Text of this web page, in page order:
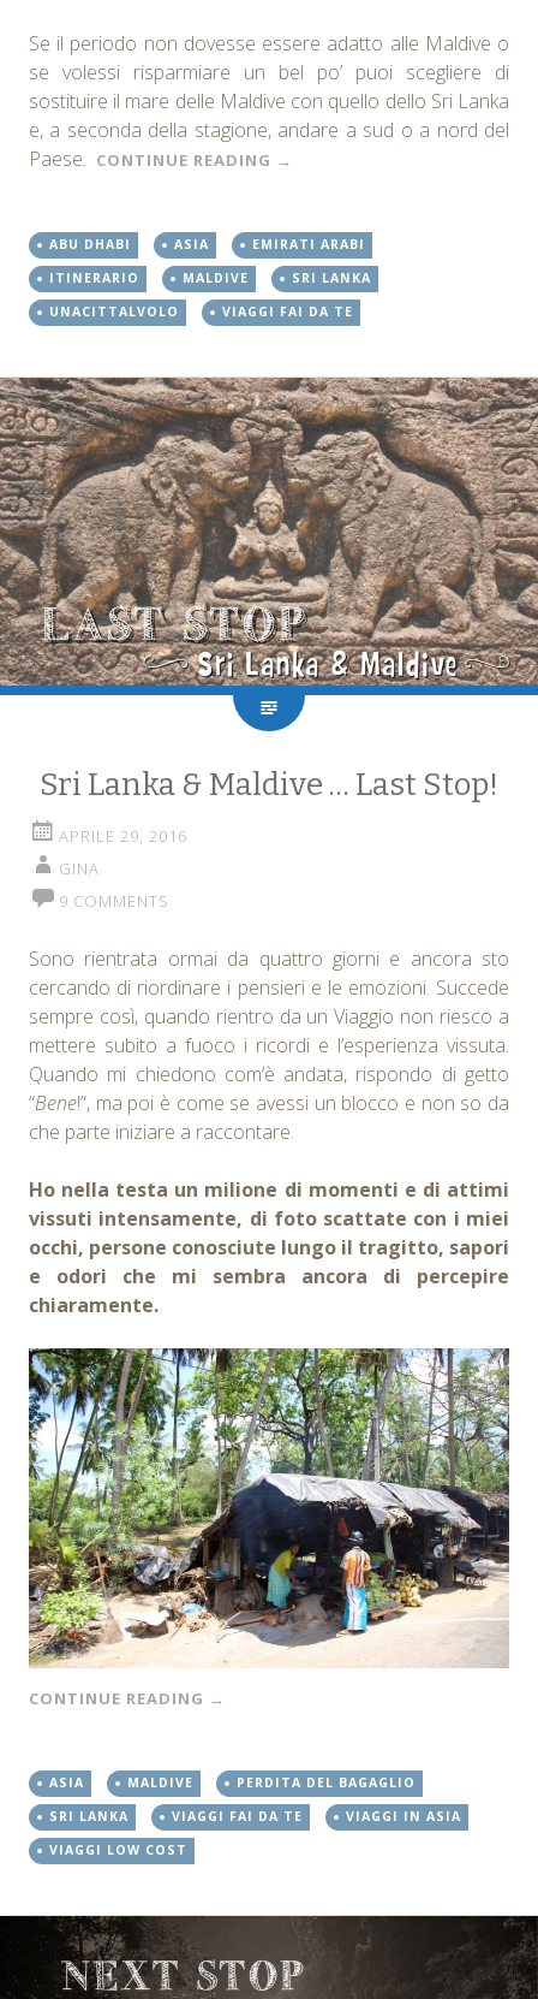
Se il periodo non dovesse essere adatto alle Maldive o
se volessi risparmiare un bel po’ puoi scegliere di
sostituire il mare delle Maldive con quello dello Sri Lanka
e, a seconda della stagione, andare a sud o a nord del
Paese. CONTINUE READING →
ABU DHABI ASIA
EMIRATI ARABI
ITINERARIO
MALDIVE
SRI LANKA
UNACITTALVOLO
VIAGGI FAI DA TE
Sri Lanka & Maldive … Last Stop!
APRILE 29, 2016
GINA
9 COMMENTS
Sono rientrata ormai da quattro giorni e ancora sto
cercando di riordinare i pensieri e le emozioni. Succede
sempre così, quando rientro da un Viaggio non riesco a
mettere subito a fuoco i ricordi e l’esperienza vissuta.
Quando mi chiedono com’è andata, rispondo di getto
“Bene!”, ma poi è come se avessi un blocco e non so da
che parte iniziare a raccontare.
Ho nella testa un milione di momenti e di attimi
vissuti intensamente, di foto scattate con i miei
occhi, persone conosciute lungo il tragitto, sapori
e odori che mi sembra ancora di percepire
chiaramente.
CONTINUE READING →
ASIA MALDIVE
PERDITA DEL BAGAGLIO
SRI LANKA
VIAGGI FAI DA TE
VIAGGI IN ASIA
VIAGGI LOW COST